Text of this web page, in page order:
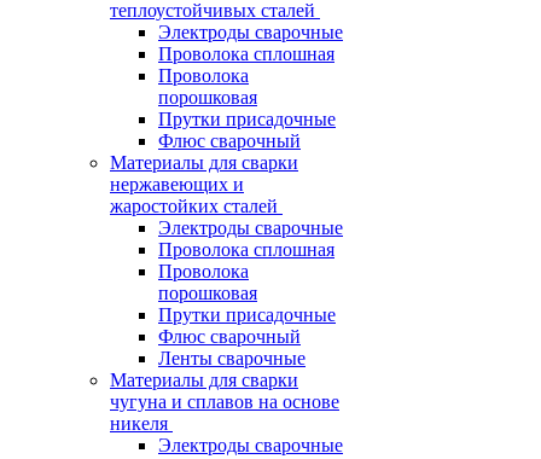
теплоустойчивых сталей
Электроды сварочные
Проволока сплошная
Проволока
порошковая
Прутки присадочные
Флюс сварочный
Материалы для сварки
нержавеющих и
жаростойких сталей
Электроды сварочные
Проволока сплошная
Проволока
порошковая
Прутки присадочные
Флюс сварочный
Ленты сварочные
Материалы для сварки
чугуна и сплавов на основе
никеля
Электроды сварочные